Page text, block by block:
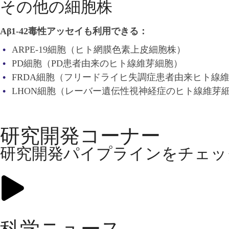
その他の細胞株
Aβ1-42毒性アッセイも利用できる：
ARPE-19細胞（ヒト網膜色素上皮細胞株）
PD細胞（PD患者由来のヒト線維芽細胞）
FRDA細胞（フリードライヒ失調症患者由来ヒト線維
LHON細胞（レーバー遺伝性視神経症のヒト線維芽細
研究開発コーナー
研究開発パイプラインをチェッ